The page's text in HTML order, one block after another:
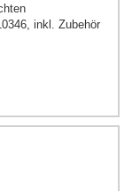
inkl. Zubehör